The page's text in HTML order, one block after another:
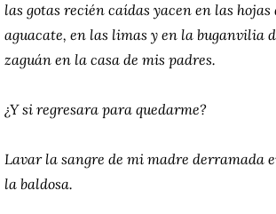
las gotas recién caídas yacen en las hojas
aguacate, en las limas y en la buganvilia
zaguán en la casa de mis padres.
¿Y si regresara para quedarme?
Lavar la sangre de mi madre derramada
la baldosa.